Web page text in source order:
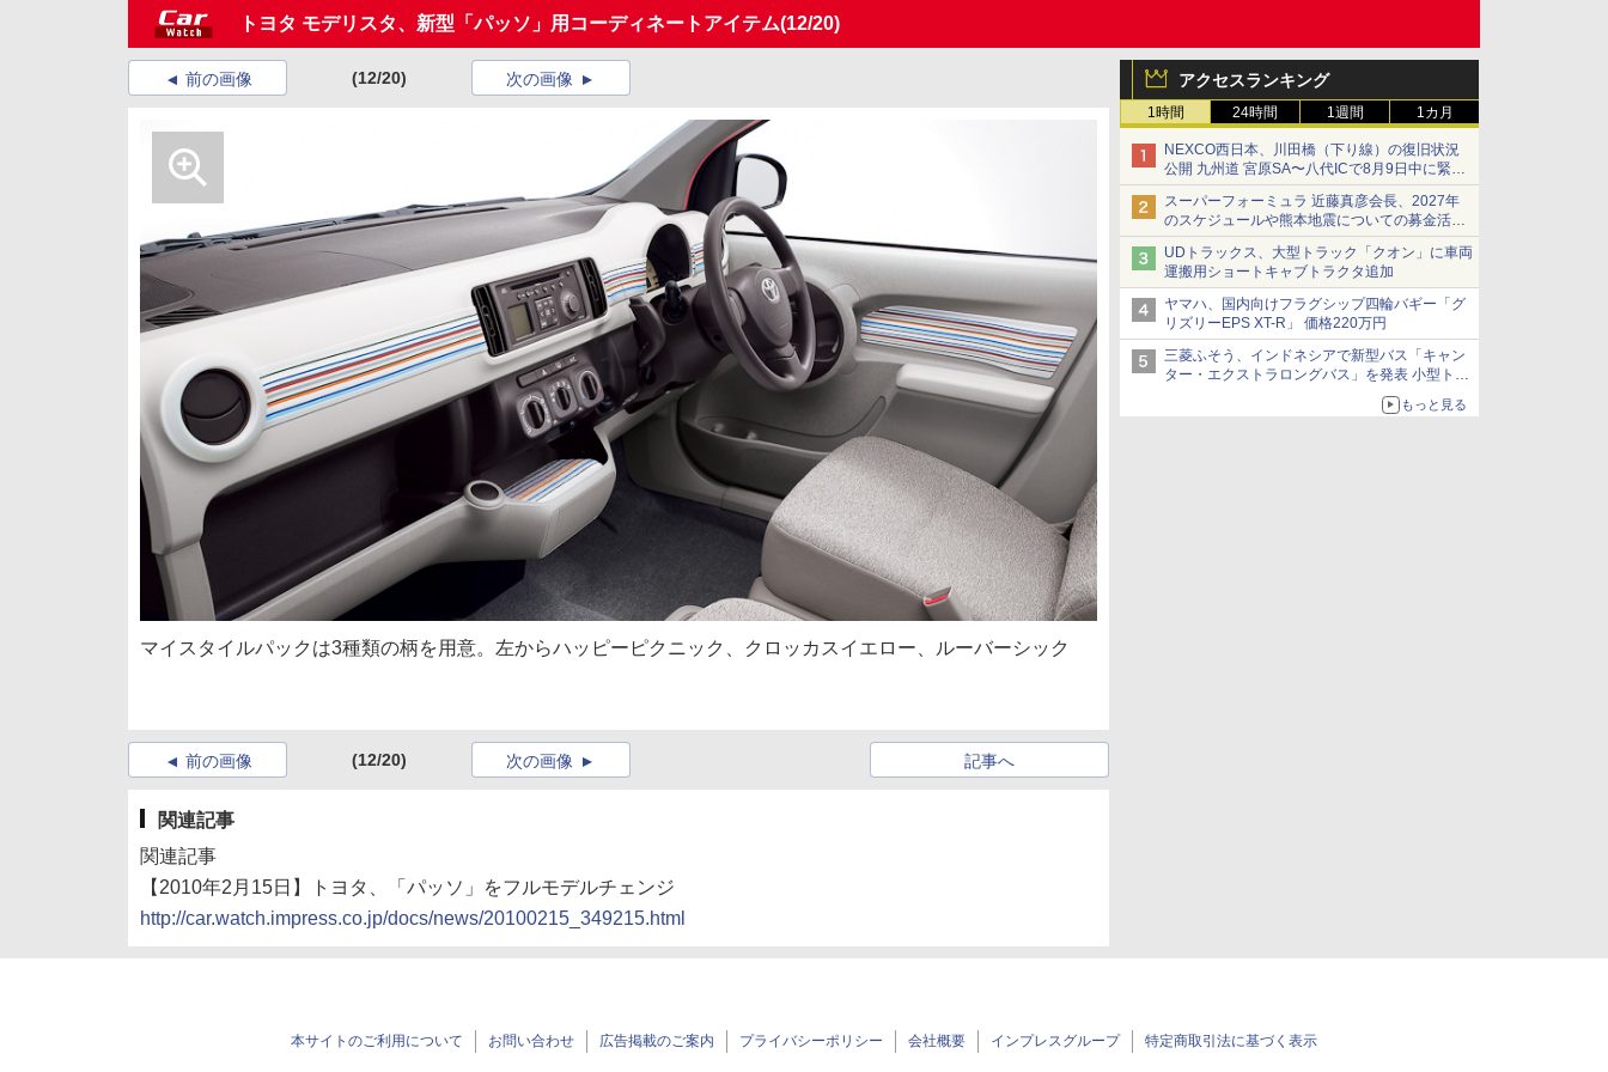
トヨタ モデリスタ、新型「パッソ」用コーディネートアイテム(12/20)
アクセスランキング
1時間 24時間 1週間 1カ月
NEXCO西日本、川田橋（下り線）の復旧状況
公開 九州道 宮原SA〜八代ICで8月9日中に緊急
車両を通行可能に
スーパーフォーミュラ 近藤真彦会長、2027年
のスケジュールや熊本地震についての募金活動
を紹介
UDトラックス、大型トラック「クオン」に車両
運搬用ショートキャブトラクタ追加
ヤマハ、国内向けフラグシップ四輪バギー「グ
リズリーEPS XT-R」 価格220万円
三菱ふそう、インドネシアで新型バス「キャン
ター・エクストラロングバス」を発表 小型トラ
ックベースの観光・旅客輸送向けバス
もっと見る
前の画像 (12/20) 次の画像
マイスタイルパックは3種類の柄を用意。左からハッピーピクニック、クロッカスイエロー、ルーバーシック
前の画像 (12/20) 記事へ
次の画像
関連記事
関連記事
【2010年2月15日】トヨタ、「パッソ」をフルモデルチェンジ
http://car.watch.impress.co.jp/docs/news/20100215_349215.html
本サイトのご利用について お問い合わせ 広告掲載のご案内 プライバシーポリシー 会社概要 インプレスグループ 特定商取引法に基づく表示